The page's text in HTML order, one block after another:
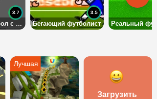
Уличный футбол с машинами
3.7
Бегающий футболист
3.5
Загрузить